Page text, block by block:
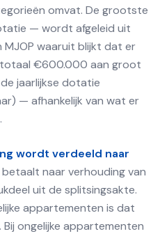
omvat. De grootste
— wordt afgeleid uit
MJOP waaruit blijkt dat er
totaal €600.000 aan groot
jaarlijkse dotatie
— afhankelijk van wat er
wordt verdeeld naar
naar verhouding van
uit de splitsingsakte.
appartementen is dat
Bij ongelijke appartementen